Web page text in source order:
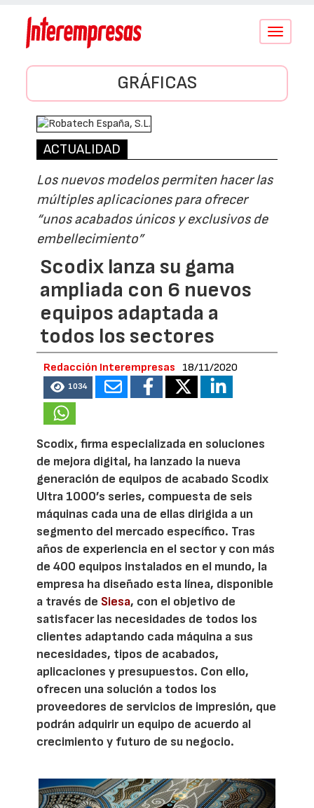
Conmutar
GRÁFICAS
ACTUALIDAD
Los nuevos modelos permiten hacer las
múltiples aplicaciones para ofrecer
“unos acabados únicos y exclusivos de
embellecimiento”
Scodix lanza su gama
ampliada con 6 nuevos
equipos adaptada a
todos los sectores
Redacción Interempresas 18/11/2020
1034
Scodix, firma especializada en soluciones
de mejora digital, ha lanzado la nueva
generación de equipos de acabado Scodix
Ultra 1000’s series, compuesta de seis
máquinas cada una de ellas dirigida a un
segmento del mercado específico. Tras
años de experiencia en el sector y con más
de 400 equipos instalados en el mundo, la
empresa ha diseñado esta línea, disponible
a través de Siesa, con el objetivo de
satisfacer las necesidades de todos los
clientes adaptando cada máquina a sus
necesidades, tipos de acabados,
aplicaciones y presupuestos. Con ello,
ofrecen una solución a todos los
proveedores de servicios de impresión, que
podrán adquirir un equipo de acuerdo al
crecimiento y futuro de su negocio.